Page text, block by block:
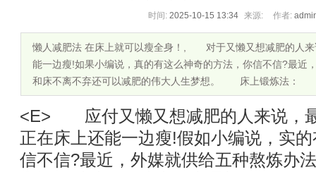
时间: 2025-10-15 13:34 来源: 作者:
懒人减肥法 在床上就可以瘦全身！, 对于又懒又想减肥的人来
能一边瘦!如果小编说，真的有这么神奇的方法，你信不信?最近
和床不离不弃还可以减肥的伟大人生梦想。 床上锻炼法：
<E> 应付又懒又想减肥的人来说，
正在床上还能一边瘦!假如小编说，实
信不信?最近，外媒就供给五种熬炼办